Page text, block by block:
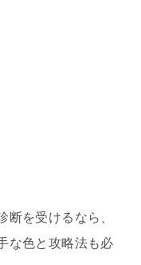
断を受けるなら、
な色と攻略法も必